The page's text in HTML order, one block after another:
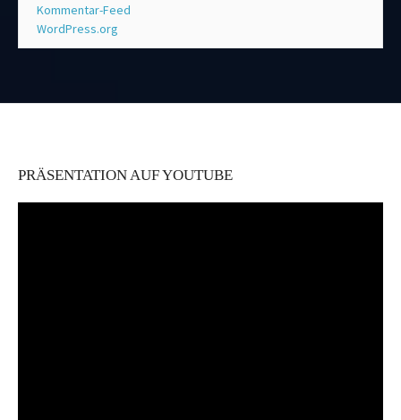
Kommentar-Feed
WordPress.org
PRÄSENTATION AUF YOUTUBE